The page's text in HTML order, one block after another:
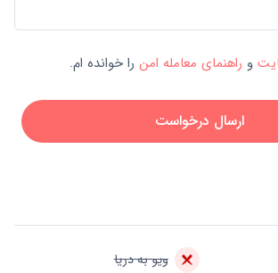
و راهنمای معامله امنرا خوانده ام.
ارسال درخواست
ویو به دریا